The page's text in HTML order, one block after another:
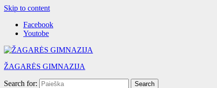
Skip to content
Facebook
Youtobe
ŽAGARĖS GIMNAZIJA
Search for: